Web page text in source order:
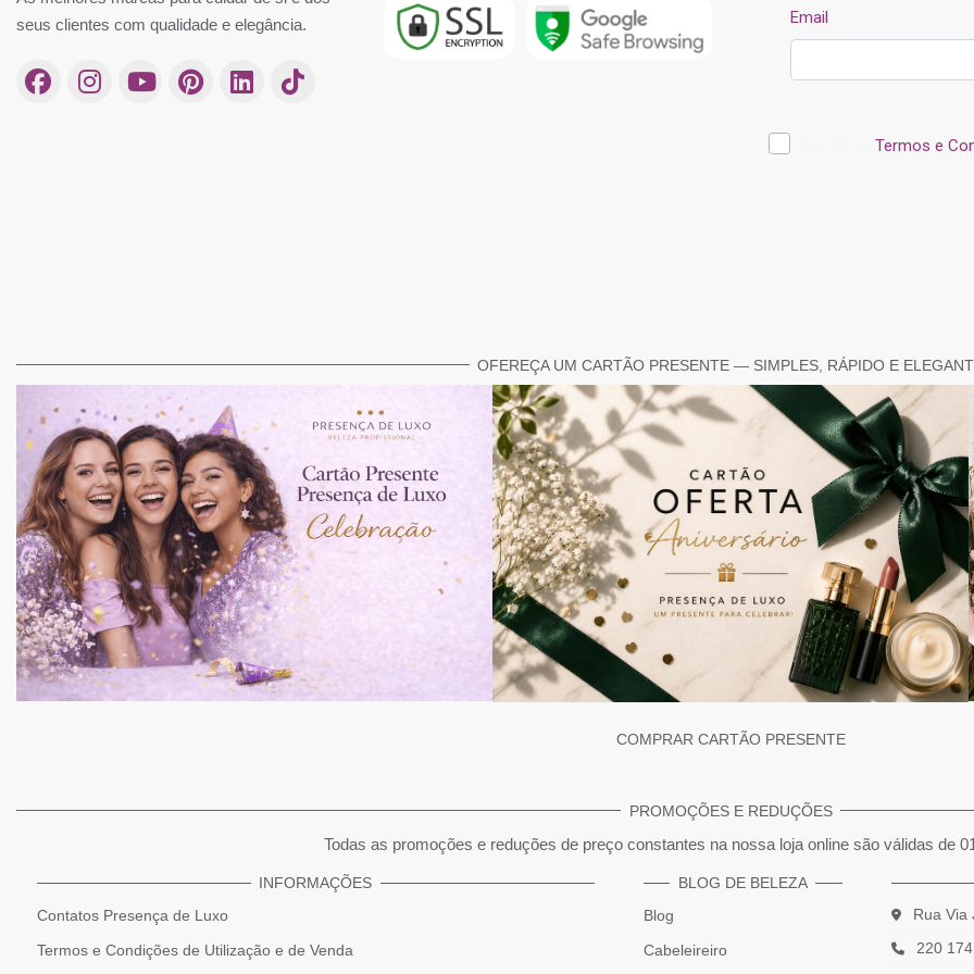
seus clientes com qualidade e elegância.
OFEREÇA UM CARTÃO PRESENTE — SIMPLES, RÁPIDO E
COMPRAR CARTÃO PRESENTE
PROMOÇÕES E REDUÇÕES
Todas as promoções e reduções de preço constantes na nossa loja online são válidas de
INFORMAÇÕES
Contatos Presença de Luxo
Termos e Condições de Utilização e de Venda
BLOG DE BELEZA
Blog
Cabeleireiro
Rua Via
220